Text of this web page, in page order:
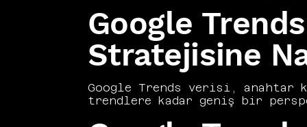
yaratır. Vers Consultancy
bir aracı olarak stratejik
uluslararası içerik
birleştirildiğinde içerik takvimi
doğru kurmak, içeriğin
Google
Stratejisine
Google Trends verisi, anahtar
trendlere kadar geniş bir